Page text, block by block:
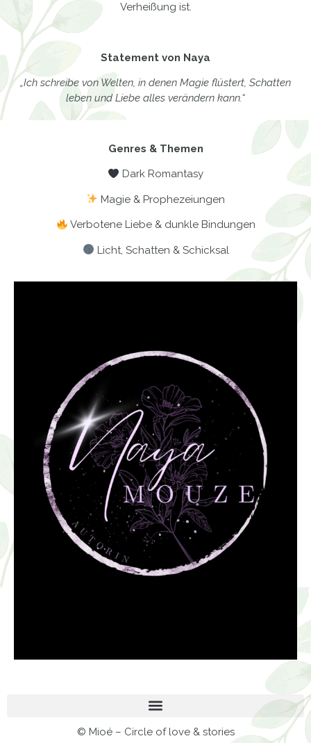
Verheißung ist.
Statement von Naya
„Ich schreibe von Welten, in denen Magie flüstert, Schatten
leben und Liebe alles verändern kann.“
Genres & Themen
Dark Romantasy
Magie & Prophezeiungen
Verbotene Liebe & dunkle Bindungen
Licht, Schatten & Schicksal
© Mioé – Circle of love & stories